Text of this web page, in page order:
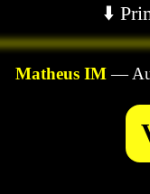
⬇️
Matheus IM—